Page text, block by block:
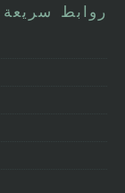
روابط سريعة